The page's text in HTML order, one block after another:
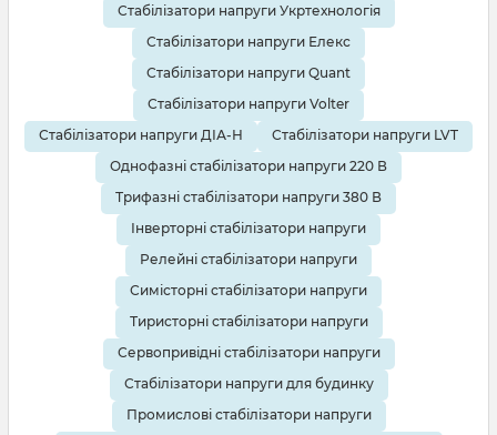
Стабілізатори напруги Укртехнологія
Стабілізатори напруги Елекс
Стабілізатори напруги Quant
Стабілізатори напруги Volter
Стабілізатори напруги ДІА-Н
Стабілізатори напруги LVT
Однофазні стабілізатори напруги 220 В
Трифазні стабілізатори напруги 380 В
Інверторні стабілізатори напруги
Релейні стабілізатори напруги
Симісторні стабілізатори напруги
Тиристорні стабілізатори напруги
Сервопривідні стабілізатори напруги
Стабілізатори напруги для будинку
Промислові стабілізатори напруги